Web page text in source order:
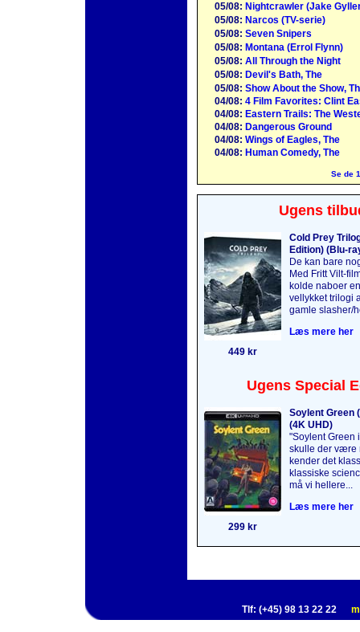
05/08: Nightcrawler (Jake
05/08: Narcos (TV-serie)
05/08: Seven Snipers
05/08: Montana (Errol Flynn)
05/08: All Through the Night
05/08: Devil's Bath, The
05/08: Show About the Show,
04/08: 4 Film Favorites: Clint
04/08: Eastern Trails: The
04/08: Dangerous Ground
04/08: Wings of Eagles, The
04/08: Human Comedy, The
Se de
Ugens
Cold Prey
Edition) (Blu-
De kan bare
Med Fritt Vilt-
kolde naboer
vellykket trilogi
gamle slasher/
Læs mere her
449 kr
Ugens Special
Soylent Green
(4K UHD)
"Soylent Green
skulle der være
kender det
klassiske
må vi hellere...
Læs mere her
299 kr
Tlf: (+45) 98 13 22 22